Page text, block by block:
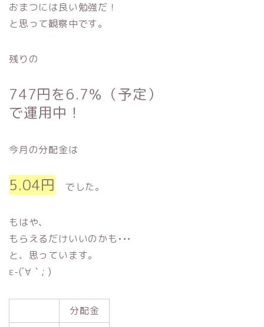
おまつには良い勉強だ！
と思って観察中です。
残りの
747円を6.7％（予定）
で運用中！
今月の分配金は
5.04円 でした。
もはや、
もらえるだけいいのかも•••
と、思っています。
ε-(´∀｀; )
分配金